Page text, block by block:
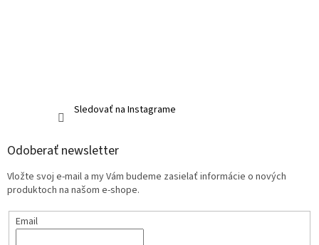
Sledovať na Instagrame
Odoberať newsletter
Vložte svoj e-mail a my Vám budeme zasielať informácie o nových
produktoch na našom e-shope.
Email